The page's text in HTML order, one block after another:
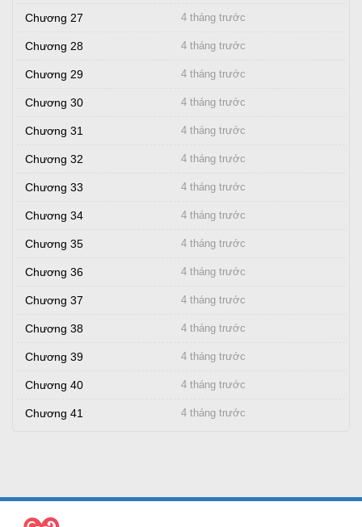
Chương 27 4 tháng trước
Chương 28 4 tháng trước
Chương 29 4 tháng trước
Chương 30 4 tháng trước
Chương 31 4 tháng trước
Chương 32 4 tháng trước
Chương 33 4 tháng trước
Chương 34 4 tháng trước
Chương 35 4 tháng trước
Chương 36 4 tháng trước
Chương 37 4 tháng trước
Chương 38 4 tháng trước
Chương 39 4 tháng trước
Chương 40 4 tháng trước
Chương 41 4 tháng trước